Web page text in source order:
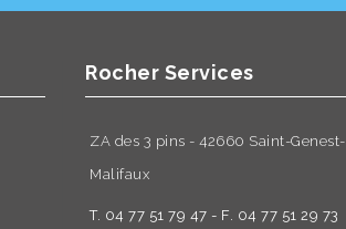
Rocher Services
ZA des 3 pins - 42660 Saint-Genest-
Malifaux
T. 04 77 51 79 47 - F. 04 77 51 29 73